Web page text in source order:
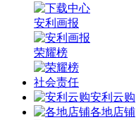
安利画报
荣耀榜
社会责任
安利云购
各地店铺